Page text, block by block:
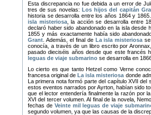
Esta discrepancia no fue debida a un error de
tres de sus novelas: Los hijos del capitán
historia se desarrolla entre los años 1864 y
isla misteriosa, la acción se desarrolla entre
declaró haber sido abandonado en la isla
1855 y más exactamente había sido
Grant . Además, el final de La isla misteriosa
conocía, a través de un libro escrito por
pasado dieciséis años desde que este francés
leguas de viaje submarino se desarrolla en
Lo cierto es que tanto Hetzel como Verne
francesa original deLa isla misteriosa donde
La primera nota formó parte del capítulo XVII del
estos eventos narrados por Ayrton, habían sido
que el lector entendería finalmente la razón por
XVI del tercer volumen. Al final de la novela,
fechas de Veinte mil leguas de viaje
segundo volumen, ya que las causas de la